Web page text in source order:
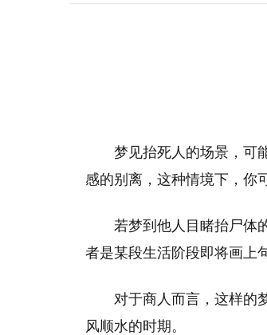
梦见抬死人的场景，可
感的别离，这种情境下，你
若梦到他人目睹抬尸体
者是某段生活阶段即将画上
对于商人而言，这样的
风顺水的时期。